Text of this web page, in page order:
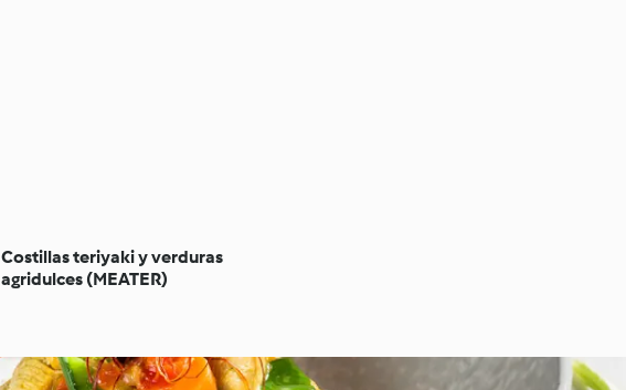
Costillas teriyaki y verduras
agridulces (MEATER)